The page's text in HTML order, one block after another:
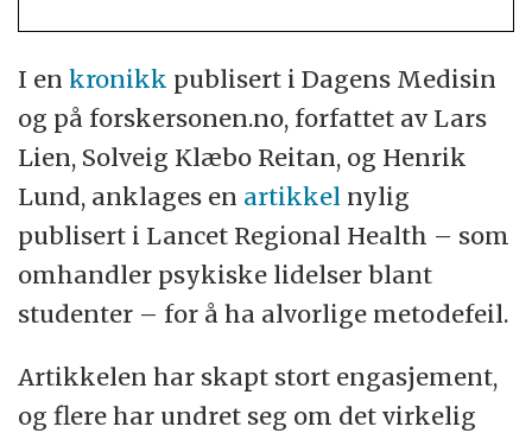
I enkronikk publisert i Dagens Medisin
og på forskersonen.no, forfattet av Lars
Lien, Solveig Klæbo Reitan, og Henrik
Lund, anklages en artikkel nylig
publisert i Lancet Regional Health – som
omhandler psykiske lidelser blant
studenter – for å ha alvorlige metodefeil.
Artikkelen har skapt stort engasjement,
og flere har undret seg om det virkelig